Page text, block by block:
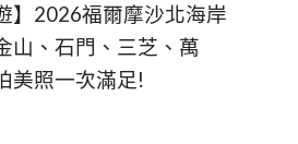
】2026福爾摩沙北海岸
山、石門、三芝、萬
美照一次滿足!